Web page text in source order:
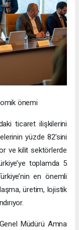
önemi
ticaret ilişkilerini
yüzde 82’sini
ve kilit sektörlerde
toplamda 5
en önemli
üretim, lojistik
Müdürü Amna